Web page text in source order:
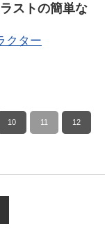
ストの簡単な
クター
10 11 12